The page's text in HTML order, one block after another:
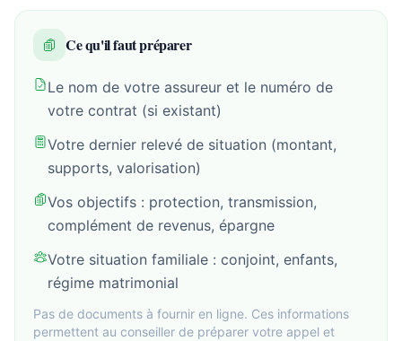
Ce qu'il faut préparer
Le nom de votre assureur et le numéro de
votre contrat (si existant)
Votre dernier relevé de situation (montant,
supports, valorisation)
Vos objectifs : protection, transmission,
complément de revenus, épargne
Votre situation familiale : conjoint, enfants,
régime matrimonial
Pas de documents à fournir en ligne. Ces informations
permettent au conseiller de préparer votre appel et